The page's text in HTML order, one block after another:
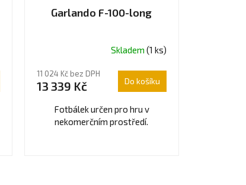
Garlando F-100-long
produktu
je
Skladem (1 ks)
11 024 Kč bez DPH
13 339 Kč Do košíku
Fotbálek určen pro hru v
nekomerčním prostředí.